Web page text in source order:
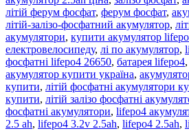
літій ферум фосфат, ферум фосфат,
літій-залізо-фосфатний акумулятор,
акумулятори, купити акумулятор
електровелосипеду, лі по акумулятор,
фосфатні lifepo4 26650, батарея lifepo4,
акумулятор купити україна,
купити, літій фосфатні акумулятори
купити, літій залізо фосфатні
фосфатні акумулятори, lifepo4
2.5 ah, lifepo4 3.2v 2.5ah, lifepo4 2.5ah,